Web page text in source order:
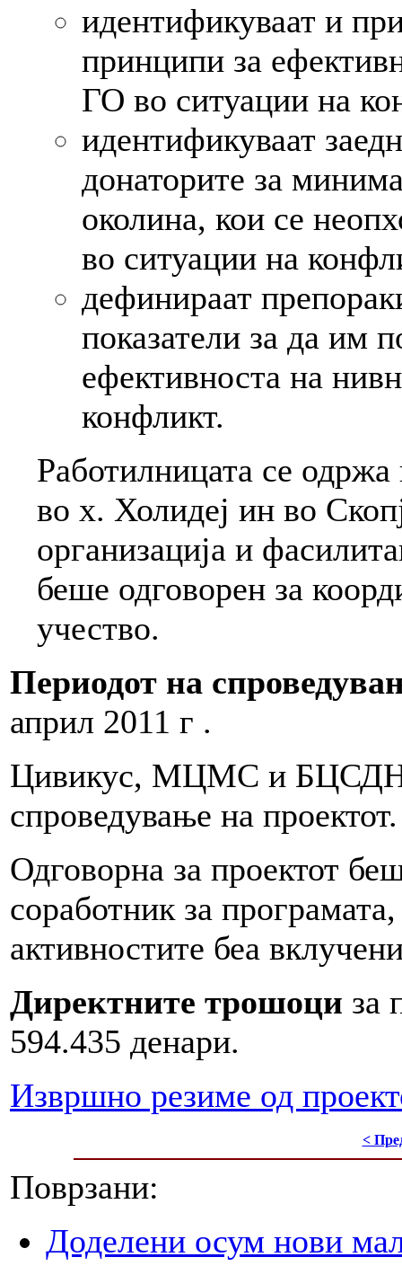
идентификуваат и
принципи за
ГО во ситуации на
идентификуваат
донаторите за
околина, кои се
во ситуации на
дефинираат
показатели за да им
ефективноста на
конфликт.
Работилницата се
во х. Холидеј ин во
организација и
беше одговорен за
учество.
Периодот на
април 2011 г .
Цивикус, МЦМС и БЦСДН
спроведување на проектот.
Одговорна за проектот
соработник за
активностите беа
Директните трошоци за
594.435 денари.
Извршно резиме од
<
Поврзани:
Доделени осум нови